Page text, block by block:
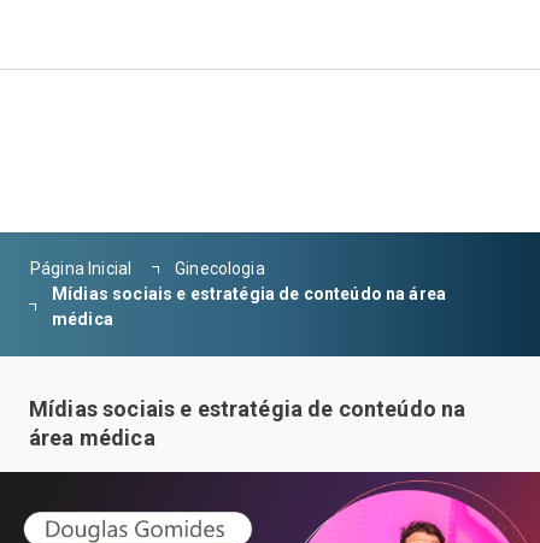
Página Inicial
Ginecologia
Mídias sociais e estratégia de conteúdo na área
médica
Mídias sociais e estratégia de conteúdo na
área médica